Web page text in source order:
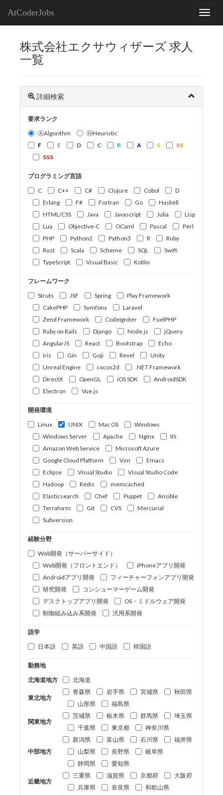
AtCoderJobs
株式会社エクサウィザーズ 求人
一覧
詳細検索
要求ランク
ⒶAlgorithm
ⒽHeuristic
F
E D C B A S
SS
SSS
プログラミング言語
C
C++ C# Clojure Cobol
D
Erlang
F# Fortran Go
Haskell
HTML/CSS
Java Javascript Julia
Lisp
Lua
Objective-C OCaml Pascal
Perl
PHP
Python2 Python3 R
Ruby
Rust
Scala Scheme SQL
Swift
TypeScript
Visual Basic Kotlin
フレームワーク
Struts
JSF Spring
Play Framework
CakePHP
Symfony
Laravel
Zend Framework
CodeIgniter
FuelPHP
Ruby on Rails
Django Node.js
jQuery
AngularJS
React Bootstrap
Echo
iris
Gin Goji Revel
Unity
Unreal Engine
cocos2d
.NET Framework
DirectX
OpenGL iOS SDK
AndroidSDK
Electron
Vue.js
開発環境
Linux
UNIX Mac OS
Windows
Windows Server
Apache Nginx
IIS
Amazon Web Service
Microsoft Azure
Google Cloud Platform
Vim
Emacs
Eclipse
Visual Studio
Visual Studio Code
Hadoop
Redis
memcached
Elasticsearch
Chef Puppet
Ansible
Terraform
Git CVS
Mercurial
Subversion
経験分野
Web開発（サーバーサイド）
Web開発（フロントエンド）
iPhoneアプリ開発
Androidアプリ開発
フィーチャーフォンアプリ開発
研究開発
コンシューマーゲーム開発
デスクトップアプリ開発
OS・ミドルウェア開発
制御組み込み系開発
汎用系開発
語学
日本語
英語 中国語 韓国語
勤務地
北海道地方
北海道
東北地方
青森県 岩手県 宮城県
秋田県
山形県
福島県
関東地方
茨城県 栃木県 群馬県
埼玉県
千葉県
東京都 神奈川県
中部地方
新潟県 富山県 石川県
福井県
山梨県
長野県
岐阜県
静岡県
愛知県
近畿地方
三重県 滋賀県 京都府
大阪府
兵庫県
奈良県 和歌山県